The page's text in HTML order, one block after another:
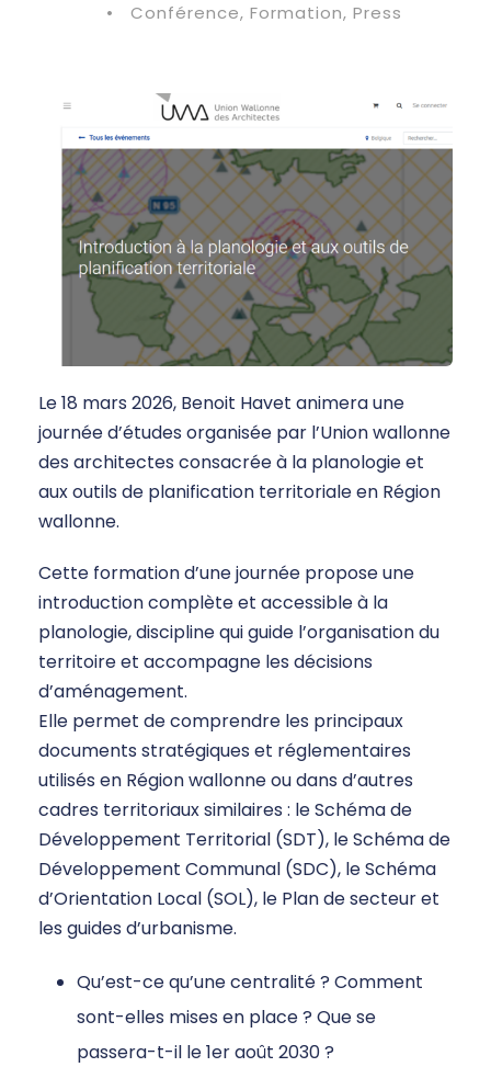
•
Conférence, Formation, Press
Le 18 mars 2026, Benoit Havet animera une
journée d’études organisée par l’Union wallonne
des architectes consacrée à la planologie et
aux outils de planification territoriale en Région
wallonne.
Cette formation d’une journée propose une
introduction complète et accessible à la
planologie, discipline qui guide l’organisation du
territoire et accompagne les décisions
d’aménagement.
Elle permet de comprendre les principaux
documents stratégiques et réglementaires
utilisés en Région wallonne ou dans d’autres
cadres territoriaux similaires : le Schéma de
Développement Territorial (SDT), le Schéma de
Développement Communal (SDC), le Schéma
d’Orientation Local (SOL), le Plan de secteur et
les guides d’urbanisme.
Qu’est-ce qu’une centralité ? Comment
sont-elles mises en place ? Que se
passera-t-il le 1er août 2030 ?